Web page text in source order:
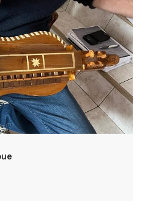
Occitane bien ancré dans
Alpes .